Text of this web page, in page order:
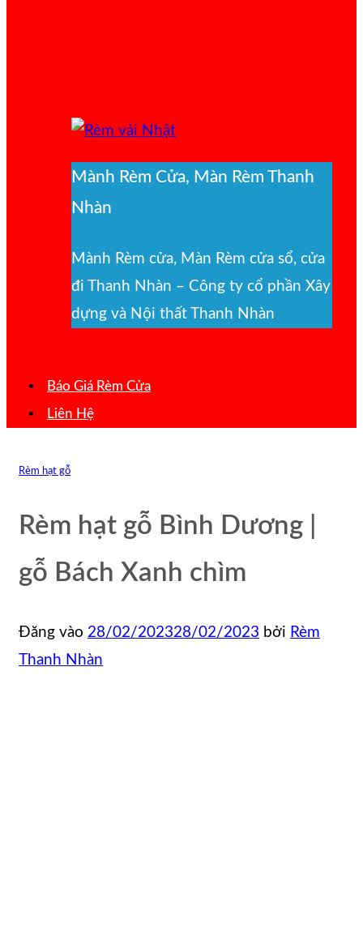
Mành Rèm Cửa, Màn Rèm Thanh
Nhàn
Mành Rèm cửa, Màn Rèm cửa sổ, cửa
đi Thanh Nhàn – Công ty cổ phần Xây
dựng và Nội thất Thanh Nhàn
Báo Giá Rèm Cửa
Liên Hệ
Rèm hạt gỗ
Rèm hạt gỗ Bình Dương |
gỗ Bách Xanh chìm
Đăng vào 28/02/202328/02/2023 bởi Rèm
Thanh Nhàn